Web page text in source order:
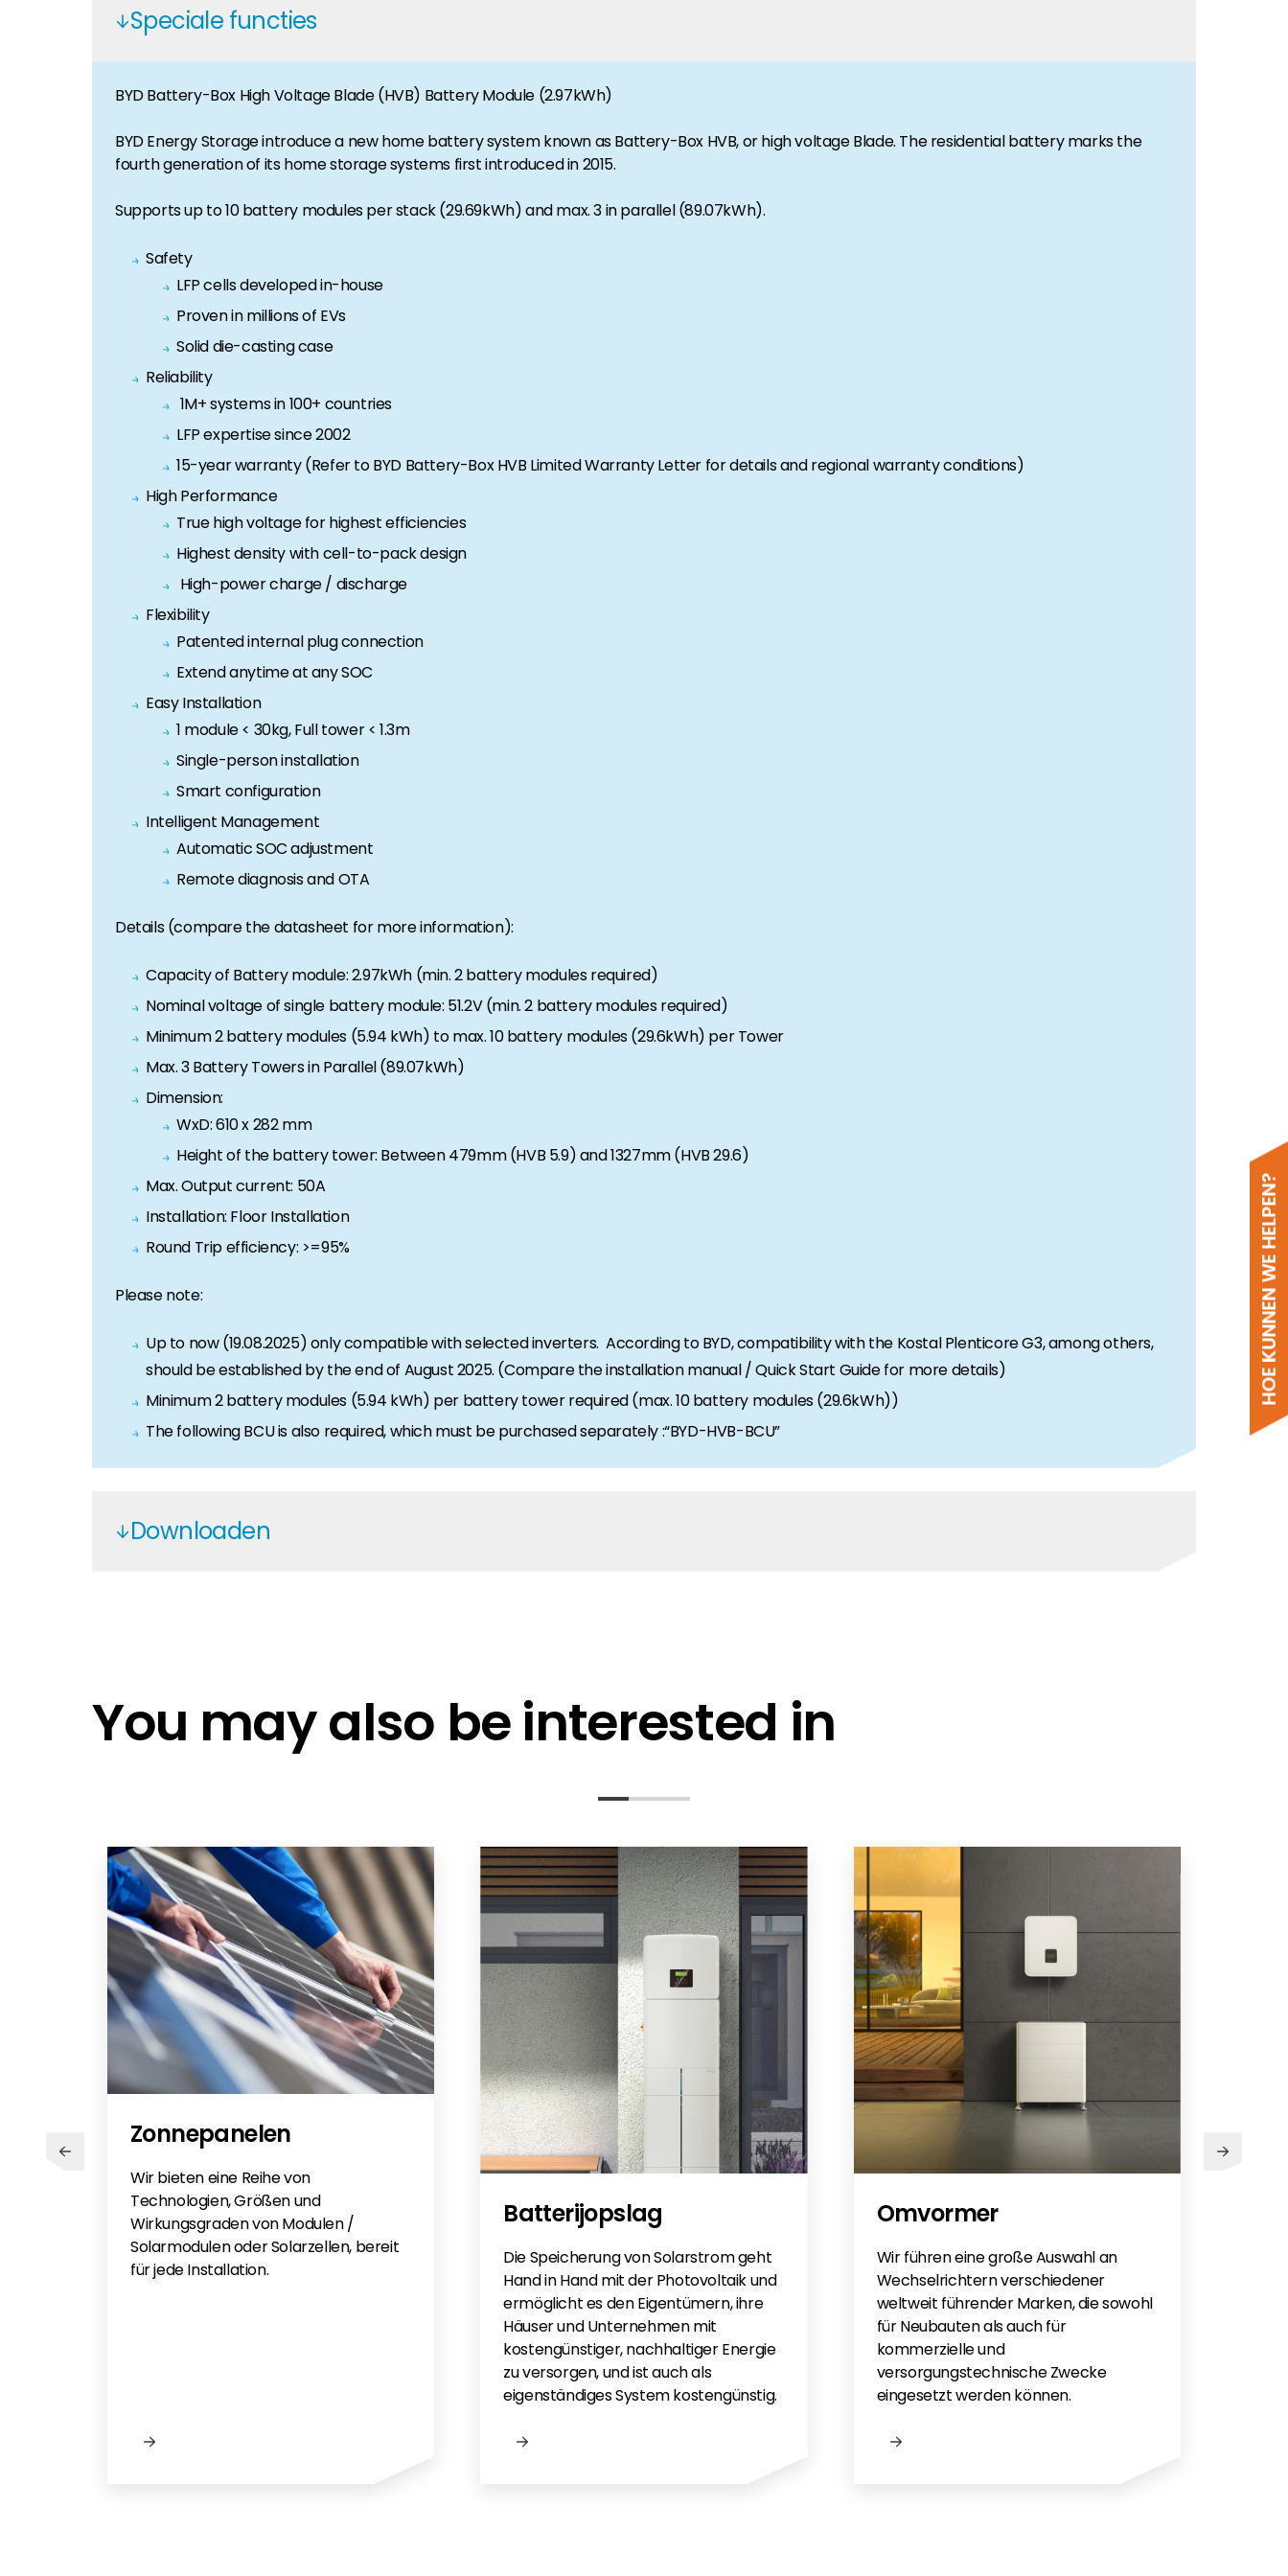
Huiseigenaar
HOE KUNNEN WE HELPEN?
Speciale functies
BYD Battery-Box High Voltage Blade (HVB) Battery Module (2.97kWh)
BYD Energy Storage introduce a new home battery system known as Battery-Box HVB, or high voltage Blade. The residential battery marks the
fourth generation of its home storage systems first introduced in 2015.
Supports up to 10 battery modules per stack (29.69kWh) and max. 3 in parallel (89.07kWh).
Safety
LFP cells developed in-house
Proven in millions of EVs
Solid die-casting case
Reliability
1M+ systems in 100+ countries
LFP expertise since 2002
15-year warranty (Refer to BYD Battery-Box HVB Limited Warranty Letter for details and regional warranty conditions)
High Performance
True high voltage for highest efficiencies
Highest density with cell-to-pack design
High-power charge / discharge
Flexibility
Patented internal plug connection
Extend anytime at any SOC
Easy Installation
1 module < 30kg, Full tower < 1.3m
Single-person installation
Smart configuration
Intelligent Management
Automatic SOC adjustment
Remote diagnosis and OTA
Details (compare the datasheet for more information):
Capacity of Battery module: 2.97kWh (min. 2 battery modules required)
Nominal voltage of single battery module: 51.2V (min. 2 battery modules required)
Minimum 2 battery modules (5.94 kWh) to max. 10 battery modules (29.6kWh) per Tower
Max. 3 Battery Towers in Parallel (89.07kWh)
Dimension:
WxD: 610 x 282 mm
Height of the battery tower: Between 479mm (HVB 5.9) and 1327mm (HVB 29.6)
Max. Output current: 50A
Installation: Floor Installation
Round Trip efficiency: >=95%
Please note:
Up to now (19.08.2025) only compatible with selected inverters. According to BYD, compatibility with the Kostal Plenticore G3, among others,
should be established by the end of August 2025. (Compare the installation manual / Quick Start Guide for more details)
Minimum 2 battery modules (5.94 kWh) per battery tower required (max. 10 battery modules (29.6kWh))
The following BCU is also required, which must be purchased separately :“BYD-HVB-BCU”
Downloaden
BYD HVB DE
Battery-Box_HVB_EU declaration of conformity
BYD_HVB_VDE 2510-50 CERT
HVB_IEC 62619_CERT
BYD_Compatible_Inverter_List_HVB_HVMplus_HVSplus_V1.3
QSG BYD BATTERY BOX HVB/HVM/HVS PLUS DE
QSG BYD BATTERY BOX HVB/HVM/HVS PLUS - NL
QSG BYD BATTERY BOX HVB/HVM/HVS PLUS - PL
QSG BYD BATTERY BOX HVB/HVM/HVS PLUS - SWE
Compatible_Inverter_List_Battery_Box_HVB_HVMplus_HVSplus_V1.4_251110
BYD BATTERY BOX HVB - NL
BYD BATTERY BOX HVB - PL
BYD BATTERY BOX HVB - SWE
You may also be interested in
Zonnepanelen
Wir bieten eine Reihe von
Technologien, Größen und
Wirkungsgraden von Modulen /
Solarmodulen oder Solarzellen, bereit
für jede Installation.
Batterijopslag
Die Speicherung von Solarstrom geht
Hand in Hand mit der Photovoltaik und
ermöglicht es den Eigentümern, ihre
Häuser und Unternehmen mit
kostengünstiger, nachhaltiger Energie
zu versorgen, und ist auch als
eigenständiges System kostengünstig.
Omvormer
Wir führen eine große Auswahl an
Wechselrichtern verschiedener
weltweit führender Marken, die sowohl
für Neubauten als auch für
kommerzielle und
versorgungstechnische Zwecke
eingesetzt werden können.